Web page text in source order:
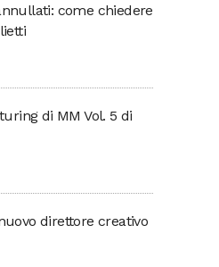
come chiedere
di MM Vol. 5 di
direttore creativo